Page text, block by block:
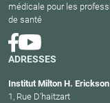
médicale pour les
de santé
ADRESSES
Institut Milton H. Erickson
1, Rue D’haitzart